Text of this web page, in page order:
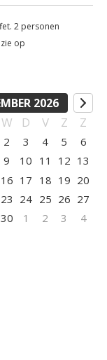
2 personen
op
2026
W D V Z Z
2 3 4 5
6
9 10 11 12 13
16 17 18 19 20
23 24 25 26 27
30 1 2 3 4